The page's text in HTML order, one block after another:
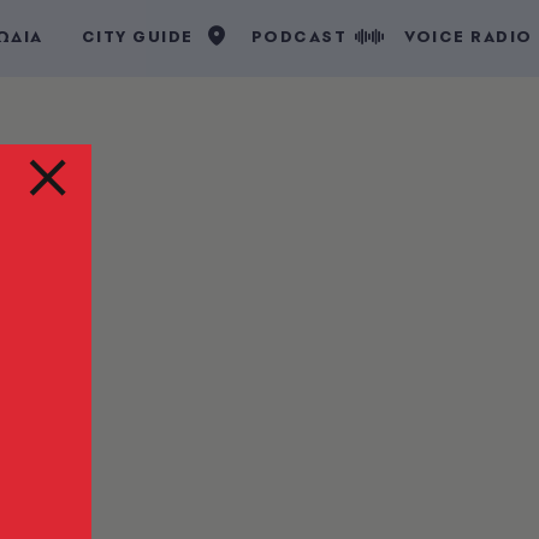
CITY GUIDE PODCAST VOICE RADIO